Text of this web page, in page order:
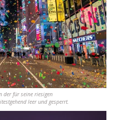
der für seine riesigen
leer und gesperrt.